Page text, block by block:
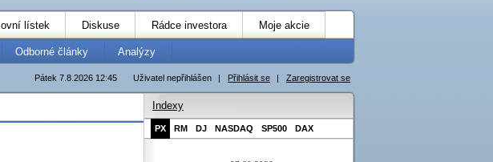
lístek Diskuse Rádce investora Moje akcie
Odborné články Analýzy
Uživatel nepřihlášen | Přihlásit se | Zaregistrovat se
Pátek 7.8.2026 12:45
Indexy
PX RM DJ NASDAQ SP500 DAX